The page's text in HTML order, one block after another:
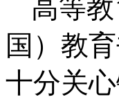
高等
国）教
十分关